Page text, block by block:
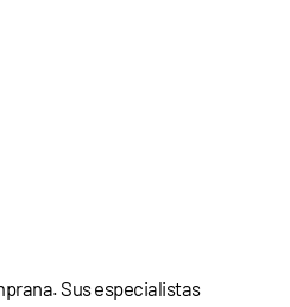
Sus especialistas